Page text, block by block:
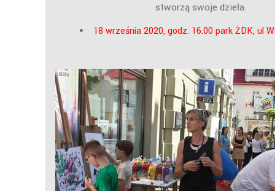
stworzą swoje dzieła.
18 września 2020, godz. 16.00 park ŻDK, ul